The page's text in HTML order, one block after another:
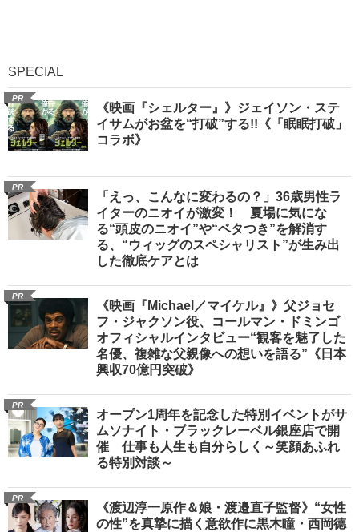
SPECIAL
PR
《映画『シェルター』》ジェイソン・ステ
イサムがお盆を“打破”する!!《「眠眠打破」
コラボ》
PR
「えっ、こんなに変わるの？」36歳男性ラ
イターのニオイが激変！ 夏場に気にな
る“頭皮のニオイ”や“ベタつき”を解消す
る、“ウィッグのスペシャリスト”が生み出
した徹底ケアとは
PR
《映画『Michael／マイケル』》父ジョセ
フ・ジャクソン役、コールマン・ドミンゴ
オフィシャルインタビュー“観客を魅了した
名優、複雑な父親像への想いを語る”《日本
興収70億円突破》
PR
オープン1周年を記念した特別イベントがサ
ムソナイト・ブラックレーベル銀座店で開
催 仕事も人生も自分らしく～笑顔あふれ
る特別対談～
PR
《渡辺淳一原作＆娘・渡邉直子監督》“女性
の性”を真摯に描く意欲作に黒木瞳・西岡德